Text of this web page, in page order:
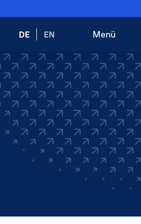
Wechsele
Sprache
zu:
DE EN
SucheMenü